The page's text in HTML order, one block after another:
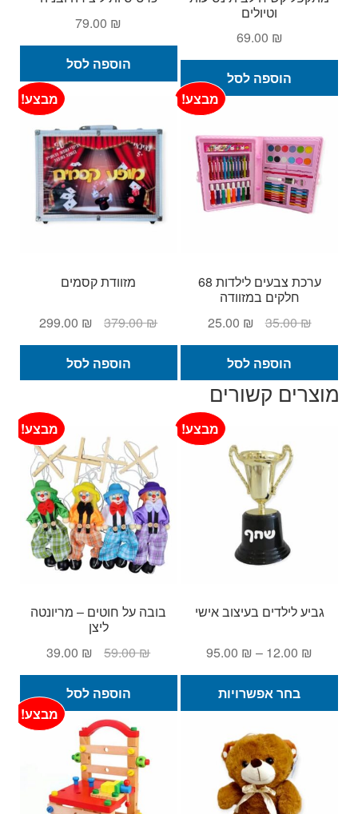
וטיולים
69.00 ₪
הוספה לסל
79.00 ₪
הוספה לסל
ערכת צבעים לילדות 68
חלקים במזוודה
מבצע!
35.00₪
המחיר
המקורי
היה:
35.00 ₪.
25.00 ₪
המחיר
הנוכחי
25.00 ₪.
הוספה לסל
מזוודת קסמים
מבצע!
379.00₪
המחיר
המקורי
היה:
379.00 ₪.
299.00 ₪
המחיר
הנוכחי
299.00 ₪.
הוספה לסל
מוצרים קשורים
גביע לילדים בעיצוב אישי
מבצע!
12.00 ₪
–
95.00 ₪
טווח
מחירים:
עד
בחר אפשרויות
סוגים.
בובה על חוטים – מריונטה
ליצן
מבצע!
59.00₪
המחיר
המקורי
היה:
59.00 ₪.
39.00 ₪
המחיר
הנוכחי
39.00 ₪.
הוספה לסל
מבצע!